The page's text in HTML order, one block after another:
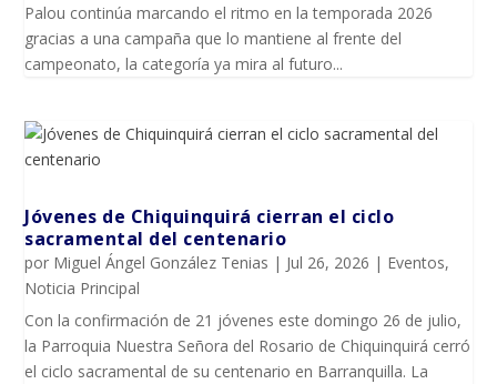
Palou continúa marcando el ritmo en la temporada 2026
gracias a una campaña que lo mantiene al frente del
campeonato, la categoría ya mira al futuro...
Jóvenes de Chiquinquirá cierran el ciclo
sacramental del centenario
por Miguel Ángel González Tenias | Jul 26, 2026 | Eventos,
Noticia Principal
Con la confirmación de 21 jóvenes este domingo 26 de julio,
la Parroquia Nuestra Señora del Rosario de Chiquinquirá cerró
el ciclo sacramental de su centenario en Barranquilla. La